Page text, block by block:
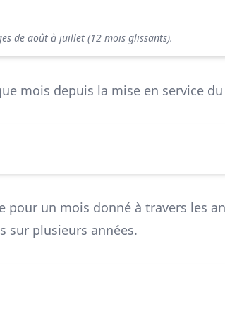
de août à juillet (12 mois glissants).
mois depuis la mise en service
pour un mois donné à travers les
sur plusieurs années.